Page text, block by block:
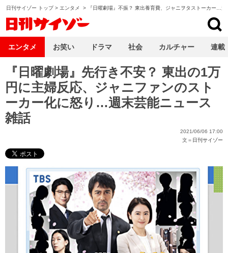
日刊サイゾー トップ> エンタメ > 『日曜劇場』不振？ 東出養育費、ジャニヲタストーカー…週
『日曜劇場』先行き不安？ 東出の1万
円に主婦反応、ジャニファンのスト
ーカー化に怒り…週末芸能ニュース
雑話
2021/06/06 17:00
文＝ 日刊サイゾー
エンタメ お笑い ドラマ 社会 カルチャー 連載